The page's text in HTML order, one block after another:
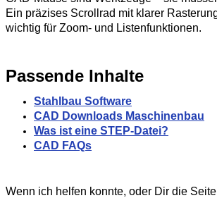
Ein präzises Scrollrad mit klarer
wichtig für Zoom‑ und Listenfunktionen.
Passende Inhalte
Stahlbau Software
CAD Downloads Maschinenbau
Was ist eine STEP-Datei?
CAD FAQs
Wenn ich helfen konnte, oder Dir die